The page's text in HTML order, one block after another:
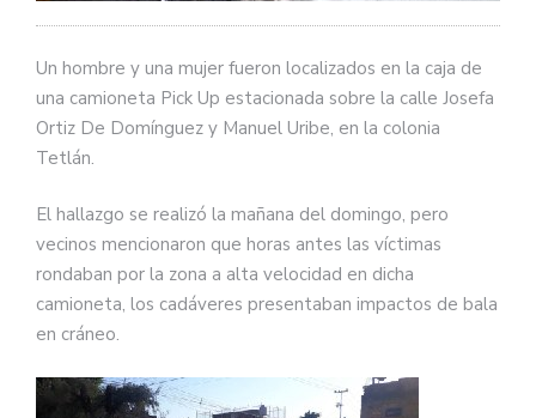
Un hombre y una mujer fueron localizados en la caja de
una camioneta Pick Up estacionada sobre la calle Josefa
Ortiz De Domínguez y Manuel Uribe, en la colonia
Tetlán.
El hallazgo se realizó la mañana del domingo, pero
vecinos mencionaron que horas antes las víctimas
rondaban por la zona a alta velocidad en dicha
camioneta, los cadáveres presentaban impactos de bala
en cráneo.